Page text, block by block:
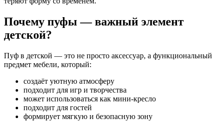
Почему пуфы — важный элемент
детской?
Пуф в детской — это не просто аксессуар, а функциональный
предмет мебели, который:
создаёт уютную атмосферу
подходит для игр и творчества
может использоваться как мини-кресло
подходит для гостей
формирует мягкую и безопасную зону